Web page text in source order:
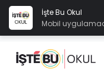
İşte Bu Okul
Mobil